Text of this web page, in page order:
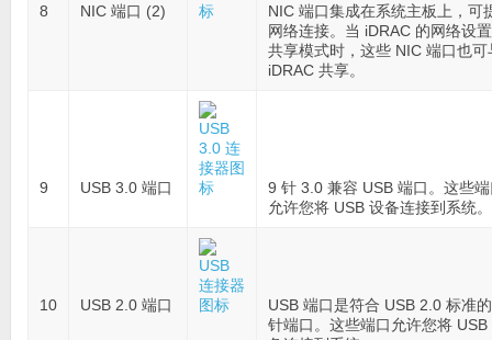
8 NIC 端口 (2)
NIC 端口集成在系统主板上，可
网络连接。当 iDRAC 的网络设
共享模式时，这些 NIC 端口也可
iDRAC 共享。
9 USB 3.0 端口
9 针 3.0 兼容 USB 端口。这些
允许您将 USB 设备连接到系统。
10 USB 2.0 端口
USB 端口是符合 USB 2.0 标准
针端口。这些端口允许您将 USB